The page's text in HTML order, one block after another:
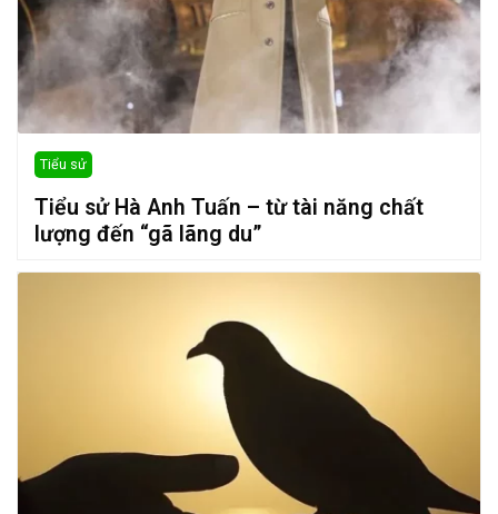
Tiểu sử
Tiểu sử Hà Anh Tuấn – từ tài năng chất
lượng đến “gã lãng du”